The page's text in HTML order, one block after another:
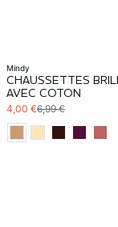
mindy
CHAUSSETTES
AVEC COTON
4,00 €6,99 €